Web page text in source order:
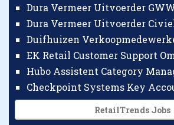
Dura Vermeer Uitvoerder
Dura Vermeer Uitvoerder
Duifhuizen
EK Retail Customer Support
Hubo Assistent Category
RetailTrends Jobs